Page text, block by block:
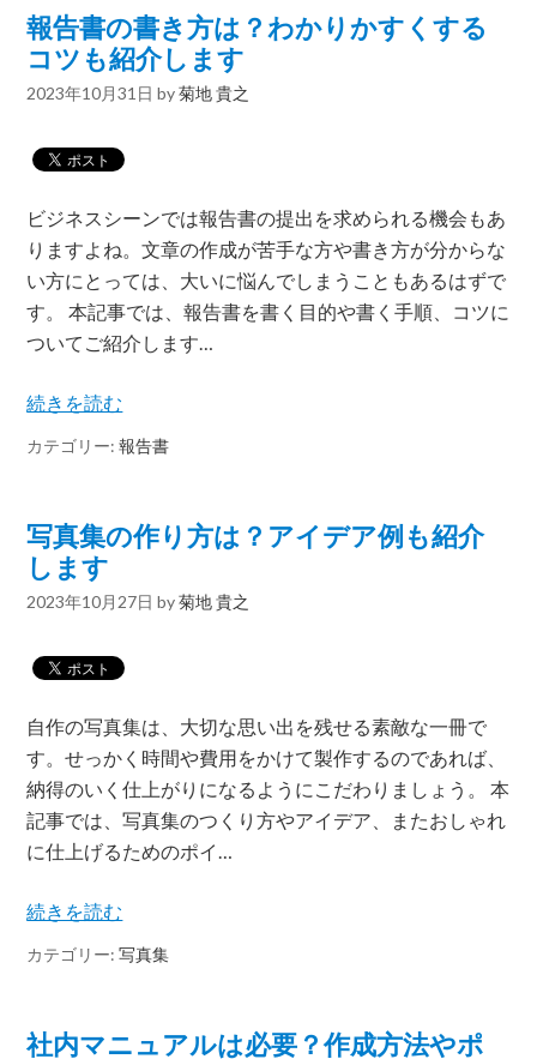
報告書の書き方は？わかりかすくする
コツも紹介します
2023年10月31日 by菊地 貴之
ビジネスシーンでは報告書の提出を求められる機会もあ
りますよね。文章の作成が苦手な方や書き方が分からな
い方にとっては、大いに悩んでしまうこともあるはずで
す。 本記事では、報告書を書く目的や書く手順、コツに
ついてご紹介します…
続きを読む
カテゴリー:報告書
写真集の作り方は？アイデア例も紹介
します
2023年10月27日 by菊地 貴之
自作の写真集は、大切な思い出を残せる素敵な一冊で
す。せっかく時間や費用をかけて製作するのであれば、
納得のいく仕上がりになるようにこだわりましょう。 本
記事では、写真集のつくり方やアイデア、またおしゃれ
に仕上げるためのポイ…
続きを読む
カテゴリー:写真集
社内マニュアルは必要？作成方法やポ